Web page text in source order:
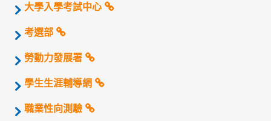
大學入學考試中心
考選部
勞動力發展署
學生生涯輔導網
職業性向測驗